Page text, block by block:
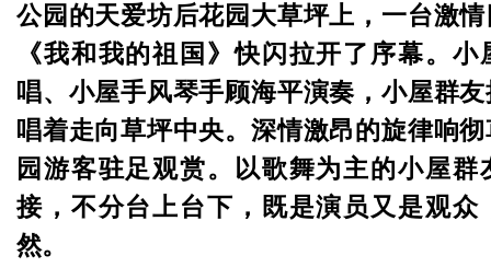
公园的天爱坊后花园大草坪上，一台激
《我和我的祖国》快闪拉开了序幕。小
唱、小屋手风琴手顾海平演奏，小屋群
唱着走向草坪中央。深情激昂的旋律响
园游客驻足观赏。以歌舞为主的小屋群
接，不分台上台下，既是演员又是观众
然。